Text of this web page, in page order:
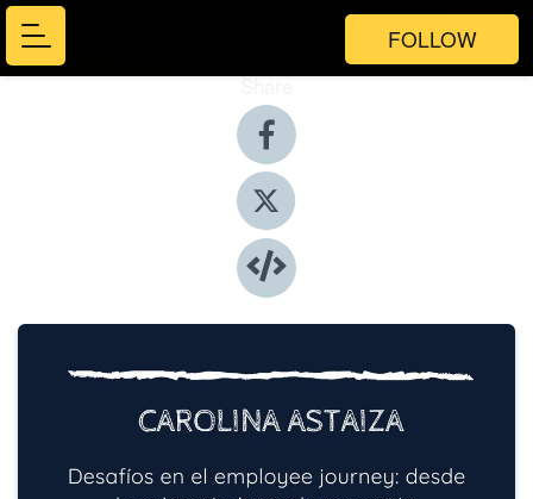
FOLLOW
Share